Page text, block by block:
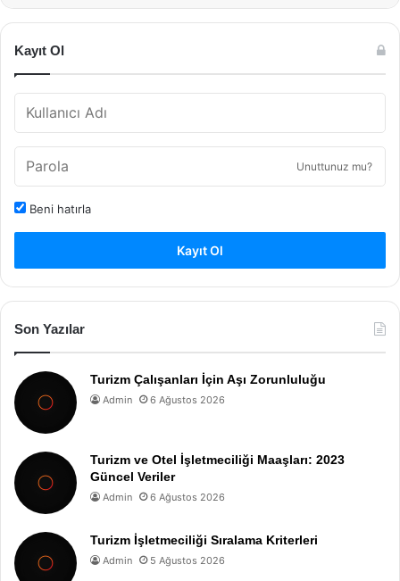
Kayıt Ol
Unuttunuz mu?
Beni hatırla
Kayıt Ol
Son Yazılar
Turizm Çalışanları İçin Aşı Zorunluluğu
Admin 6 Ağustos 2026
Turizm ve Otel İşletmeciliği Maaşları: 2023
Güncel Veriler
Admin 6 Ağustos 2026
Turizm İşletmeciliği Sıralama Kriterleri
Admin 5 Ağustos 2026